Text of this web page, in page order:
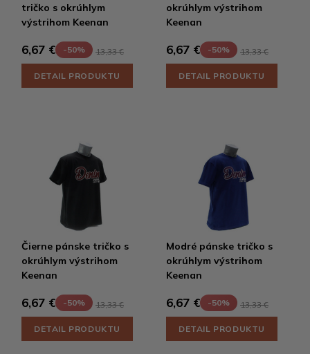
tričko s okrúhlym
výstrihom Keenan
6,67 € -50% 13,33 €
DETAIL PRODUKTU
okrúhlym výstrihom
Keenan
6,67 € -50% 13,33 €
DETAIL PRODUKTU
Čierne pánske tričko s
okrúhlym výstrihom
Keenan
6,67 € -50% 13,33 €
DETAIL PRODUKTU
Modré pánske tričko s
okrúhlym výstrihom
Keenan
6,67 € -50% 13,33 €
DETAIL PRODUKTU